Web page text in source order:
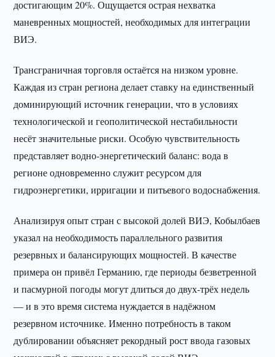
достигающим 20%. Ощущается острая нехватка
маневренных мощностей, необходимых для интеграции
ВИЭ.
Трансграничная торговля остаётся на низком уровне.
Каждая из стран региона делает ставку на единственный
доминирующий источник генерации, что в условиях
технологической и геополитической нестабильности
несёт значительные риски. Особую чувствительность
представляет водно-энергетический баланс: вода в
регионе одновременно служит ресурсом для
гидроэнергетики, ирригации и питьевого водоснабжения.
Анализируя опыт стран с высокой долей ВИЭ, Кобылбаев
указал на необходимость параллельного развития
резервных и балансирующих мощностей. В качестве
примера он привёл Германию, где периоды безветренной
и пасмурной погоды могут длиться до двух-трёх недель
— и в это время система нуждается в надёжном
резервном источнике. Именно потребность в таком
дублировании объясняет рекордный рост ввода газовых